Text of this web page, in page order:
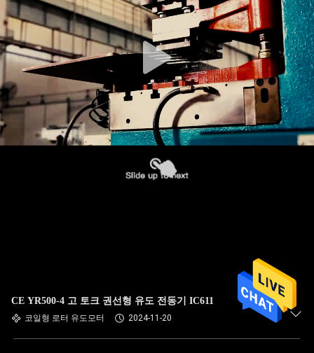
CE YR500-4 고 토크 권선형 유도 전동기 IC611
코일형 로터 유도모터 2024-11-20